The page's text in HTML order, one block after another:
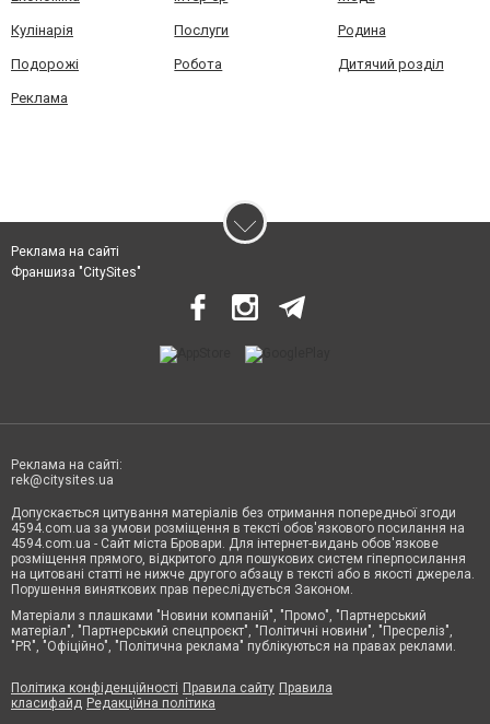
Кулінарія Послуги Родина
Подорожі Робота Дитячий розділ
Реклама
Реклама на сайті
Франшиза "CitySites"
Реклама на сайті:
rek@citysites.ua
Допускається цитування матеріалів без отримання попередньої згоди
4594.com.ua за умови розміщення в тексті обов'язкового посилання на
4594.com.ua - Сайт міста Бровари. Для інтернет-видань обов'язкове
розміщення прямого, відкритого для пошукових систем гіперпосилання
на цитовані статті не нижче другого абзацу в тексті або в якості джерела.
Порушення виняткових прав переслідується Законом.
Матеріали з плашками "Новини компаній", "Промо", "Партнерський
матеріал", "Партнерський спецпроєкт", "Політичні новини", "Пресреліз",
"PR", "Офіційно", "Політична реклама" публікуються на правах реклами.
Політика конфіденційності Правила сайту Правила
класифайд Редакційна політика